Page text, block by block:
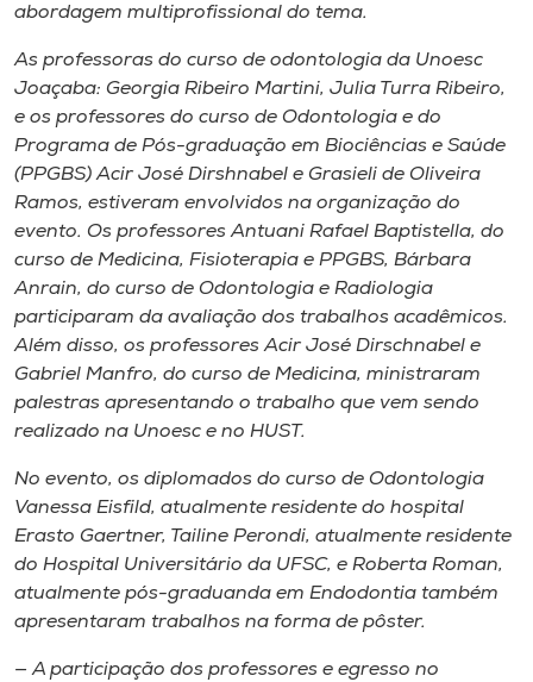
abordagem multiprofissional do tema.
As professoras do curso de odontologia da Unoesc
Joaçaba: Georgia Ribeiro Martini, Julia Turra Ribeiro,
e os professores do curso de Odontologia e do
Programa de Pós-graduação em Biociências e Saúde
(PPGBS) Acir José Dirshnabel e Grasieli de Oliveira
Ramos, estiveram envolvidos na organização do
evento. Os professores Antuani Rafael Baptistella, do
curso de Medicina, Fisioterapia e PPGBS, Bárbara
Anrain, do curso de Odontologia e Radiologia
participaram da avaliação dos trabalhos acadêmicos.
Além disso, os professores Acir José Dirschnabel e
Gabriel Manfro, do curso de Medicina, ministraram
palestras apresentando o trabalho que vem sendo
realizado na Unoesc e no HUST.
No evento, os diplomados do curso de Odontologia
Vanessa Eisfild, atualmente residente do hospital
Erasto Gaertner, Tailine Perondi, atualmente residente
do Hospital Universitário da UFSC, e Roberta Roman,
atualmente pós-graduanda em Endodontia também
apresentaram trabalhos na forma de pôster.
— A participação dos professores e egresso no